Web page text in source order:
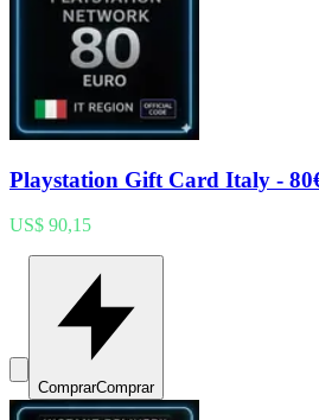
Playstation Gift Card Italy -
US$ 90,15
ComprarComprar